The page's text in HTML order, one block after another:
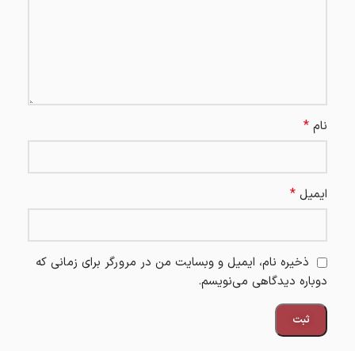
نام *
ایمیل *
ذخیره نام، ایمیل و وبسایت من در مرورگر برای زمانی که
دوباره دیدگاهی می‌نویسم.